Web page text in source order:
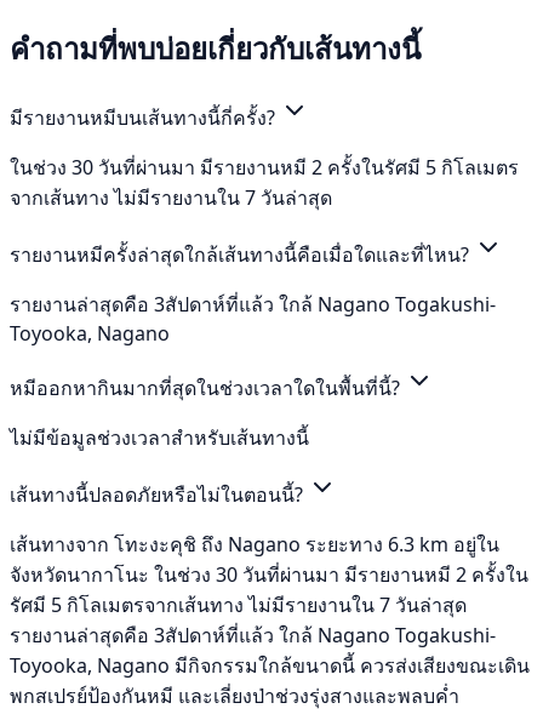
คำถามที่พบบ่อยเกี่ยวกับเส้นทางนี้
มีรายงานหมีบนเส้นทางนี้กี่ครั้ง?
ในช่วง 30 วันที่ผ่านมา มีรายงานหมี 2 ครั้งในรัศมี 5 กิโลเมตร
จากเส้นทาง ไม่มีรายงานใน 7 วันล่าสุด
รายงานหมีครั้งล่าสุดใกล้เส้นทางนี้คือเมื่อใดและที่ไหน?
รายงานล่าสุดคือ 3สัปดาห์ที่แล้ว ใกล้ Nagano Togakushi-
Toyooka, Nagano
หมีออกหากินมากที่สุดในช่วงเวลาใดในพื้นที่นี้?
ไม่มีข้อมูลช่วงเวลาสำหรับเส้นทางนี้
เส้นทางนี้ปลอดภัยหรือไม่ในตอนนี้?
เส้นทางจาก โทะงะคุชิ ถึง Nagano ระยะทาง 6.3 km อยู่ใน
จังหวัดนากาโนะ ในช่วง 30 วันที่ผ่านมา มีรายงานหมี 2 ครั้งใน
รัศมี 5 กิโลเมตรจากเส้นทาง ไม่มีรายงานใน 7 วันล่าสุด
รายงานล่าสุดคือ 3สัปดาห์ที่แล้ว ใกล้ Nagano Togakushi-
Toyooka, Nagano มีกิจกรรมใกล้ขนาดนี้ ควรส่งเสียงขณะเดิน
พกสเปรย์ป้องกันหมี และเลี่ยงป่าช่วงรุ่งสางและพลบค่ำ